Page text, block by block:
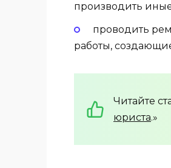
производить
проводить
работы,
Читайте
юриста.»